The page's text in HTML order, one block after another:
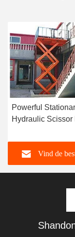
Powerful
Hydraulic Scissor
Lifting of Heavy
Vind de